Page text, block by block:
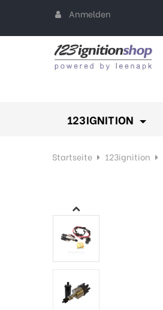
Anmelden
123IGNITION
Startseite 123ignition